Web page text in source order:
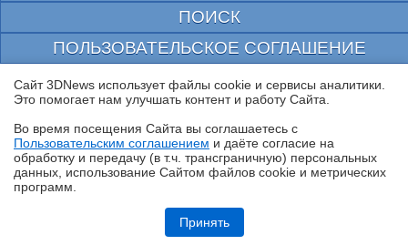
Обзор «малолитражного суперкомпьютера» MSI EdgeXpert MS-C931
ПОИСК
ПОЛЬЗОВАТЕЛЬСКОЕ СОГЛАШЕНИЕ
ЗАЩИЩЕНО CURATOR
© 1997—2026 Электронное периодическое издание "3ДНьюс" | Свидетельство о
выдано Федеральной Службой по надзору за соблюдением законодательства в сфере
массовых коммуникаций и охране культурного наследия
При цитировании документа ссылка на сайт с указанием автора обязательна. Полное
заимствование документа является нарушением
российского и международного законодательства и возможно только с согласия
Сайт 3DNews использует файлы cookie и сервисы аналитики.
Это помогает нам улучшать контент и работу Cайта.
Во время посещения Cайта вы соглашаетесь с
Пользовательским соглашением и даёте согласие на
обработку и передачу (в т.ч. трансграничную) персональных
данных, использование Cайтом файлов cookie и метрических
программ.
Принять